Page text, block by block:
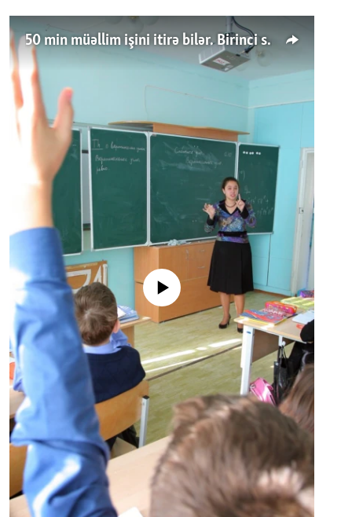
50 min müəllim işini itirə bilər. Birinci sinfə gedənlər azalır
No media source currently available